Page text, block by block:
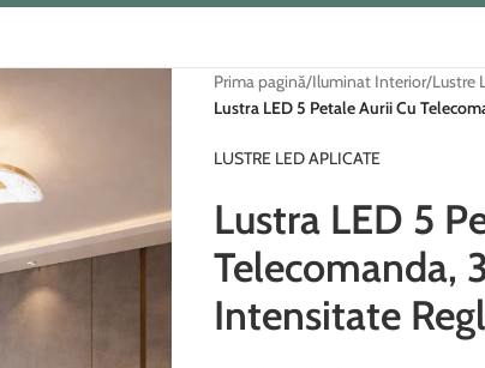
Prima pagină/Iluminat Interior/Lustre
Lustra LED 5 Petale Aurii Cu
LUSTRE LED APLICATE
Lustra LED 5
Telecomanda,
Intensitate